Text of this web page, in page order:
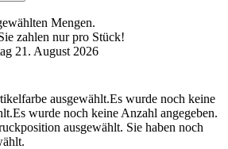
Mengen.
zahlen nurpro Stück!
21. August 2026
ausgewählt.Es wurde noch keine
Es wurde noch keine Anzahl angegeben.
ausgewählt. Sie haben noch